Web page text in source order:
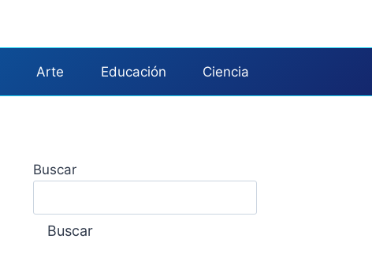
Arte Educación Ciencia
Buscar
Buscar